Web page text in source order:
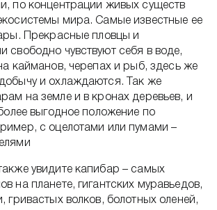
по концентрации живых существ
мира. Самые известные ее
Прекрасные пловцы и
свободно чувствуют себя в воде,
кайманов, черепах и рыб, здесь же
и охлаждаются. Так же
на земле и в кронах деревьев, и
выгодное положение по
с оцелотами или пумами –
увидите капибар – самых
на планете, гигантских муравьедов,
гривастых волков, болотных оленей,